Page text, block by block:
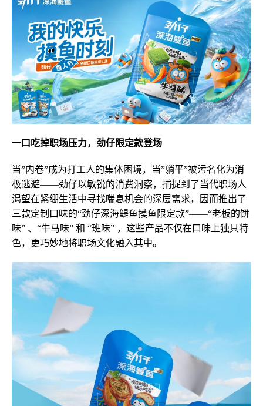
一口吃掉职场压力，劲仔限定款登场
当”内卷”成为打工人的集体困境，当”躺平”被污名化为消
极逃避——劲仔以敏锐的消费洞察，捕捉到了当代职场人
渴望在紧绷生活中寻找喘息机会的深层需求，因而推出了
三款定制口味的“劲仔深海鳀鱼摸鱼限定款”——“老板的饼
味” 、“牛马味” 和 “班味” ，这些产品不仅在口味上独具特
色，更巧妙地将职场文化融入其中。